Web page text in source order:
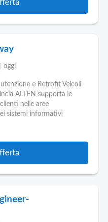
oggi
e Retrofit Veicoli
ALTEN supporta le
nelle aree
sistemi informativi